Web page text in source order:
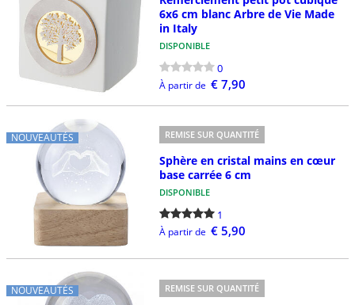
6x6 cm blanc Arbre de Vie Made
in Italy
DISPONIBLE
0
À partir de € 7,90
NOUVEAUTÉS REMISE SUR QUANTITÉ
Sphère en cristal mains en cœur
base carrée 6 cm
DISPONIBLE
1
À partir de € 5,90
NOUVEAUTÉS REMISE SUR QUANTITÉ